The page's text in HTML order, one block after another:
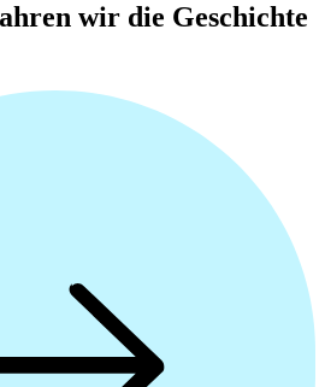
wir die Geschichte